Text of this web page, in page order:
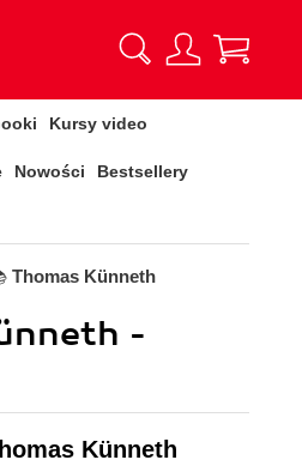
Kursy video
Nowości Bestsellery
Thomas Künneth
-
Künneth